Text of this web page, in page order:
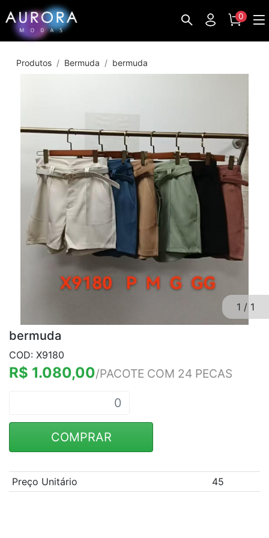
0
Produtos Bermuda bermuda
1 / 1
bermuda
COD: X9180
R$ 1.080,00/PACOTE COM 24 PECAS
COMPRAR
Preço Unitário 45